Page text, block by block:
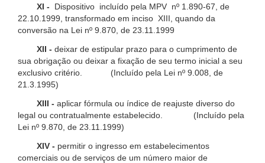
XI -
Dispositivo incluído pela MPV nº 1.890-67, de
22.10.1999, transformado em inciso XIII, quando da
conversão na Lei nº 9.870, de 23.11.1999
XII - deixar de estipular prazo para o cumprimento de
sua obrigação ou deixar a fixação de seu termo inicial a seu
exclusivo critério. (Incluído pela Lei nº 9.008, de
21.3.1995)
XIII - aplicar fórmula ou índice de reajuste diverso do
legal ou contratualmente estabelecido. (Incluído pela
Lei nº 9.870, de 23.11.1999)
XIV - permitir o ingresso em estabelecimentos
comerciais ou de serviços de um número maior de